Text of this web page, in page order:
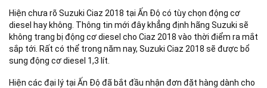
Hiện chưa rõ Suzuki Ciaz 2018 tại Ấn Độ có tùy chọn động cơ
diesel hay không. Thông tin mới đây khẳng định hãng Suzuki sẽ
không trang bị động cơ diesel cho Ciaz 2018 vào thời điểm ra mắt
sắp tới. Rất có thể trong năm nay, Suzuki Ciaz 2018 sẽ được bổ
sung động cơ diesel 1,3 lít.
Hiện các đại lý tại Ấn Độ đã bắt đầu nhận đơn đặt hàng dành cho